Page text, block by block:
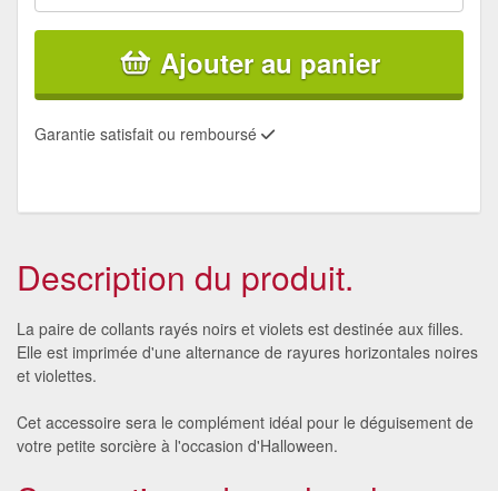
Ajouter au panier
Garantie satisfait ou remboursé
Description du produit.
La paire de collants rayés noirs et violets est destinée aux filles.
Elle est imprimée d'une alternance de rayures horizontales noires
et violettes.
Cet accessoire sera le complément idéal pour le déguisement de
votre petite sorcière à l'occasion d'Halloween.